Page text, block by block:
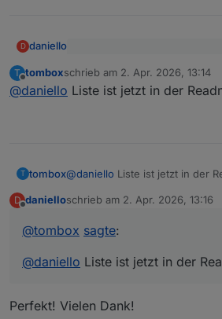
D daniello
@daniello
gibt es
Ja .. es ist eine Nummer ..
dabei raus kommt .. finde keine
T
Offline
tomboxschrieb am 2. Apr. 2026, 13:14
zuletzt editiert von
@daniello Liste ist jetzt in der
T tombox@daniello Liste ist jetzt in der
D danielloschrieb am 2. Apr. 2026, 13:16
zuletzt editiert von
@tombox sagte:
@daniello Liste ist jetzt in der
Perfekt! Vielen Dank!